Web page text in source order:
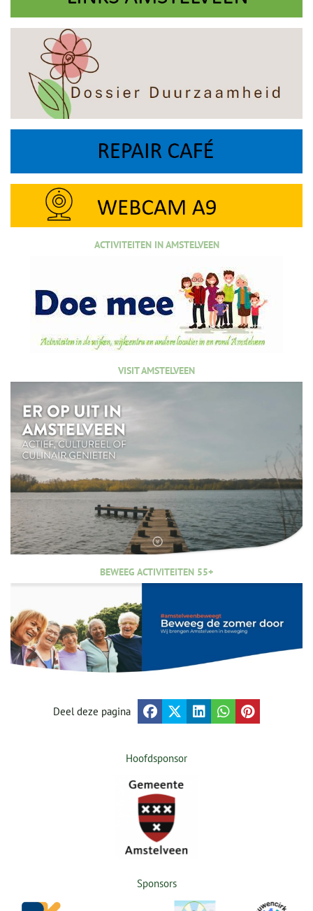
ACTIVITEITEN IN AMSTELVEEN
VISIT AMSTELVEEN
BEWEEG ACTIVITEITEN 55+
Deel deze pagina
Hoofdsponsor
Sponsors